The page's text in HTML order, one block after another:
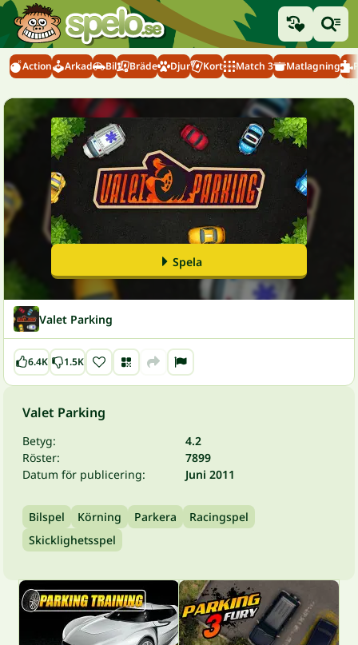
Action Arkad Bil Bräde Djur Kort Match 3 Matlagning
Spela
Valet Parking
6.4K 1.5K
Valet Parking
Betyg:
4.2
Röster:
7899
Datum för publicering:
Juni 2011
Bilspel Körning Parkera
Racingspel
Skicklighetsspel